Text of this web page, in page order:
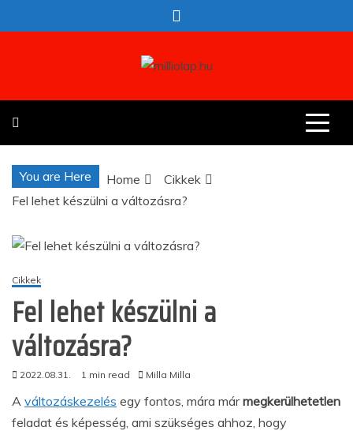
to
milliolap.hu
You are Here Home
Cikkek
Fel lehet készülni a változásra?
Cikkek
Fel lehet készülni a
változásra?
2022.08.31. 1 min read Milla Milla
A változáskezelés egy fontos, mára mármegkerülhetetlen
feladat és képesség, ami szükséges ahhoz, hogy